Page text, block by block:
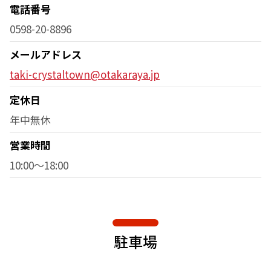
電話番号
0598-20-8896
メールアドレス
taki-crystaltown@otakaraya.jp
定休日
年中無休
営業時間
10:00～18:00
駐車場